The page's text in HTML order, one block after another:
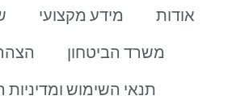
אודות מידע מקצועי
משרד הביטחון
תנאי השימוש ומדיניות